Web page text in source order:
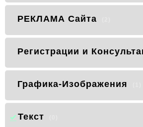
РЕКЛАМА Сайта
Регистрации и
Графика-Изображения
Текст